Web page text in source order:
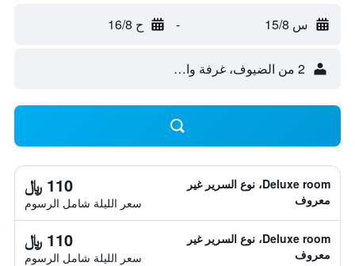
س 15/8 - ح 16/8
2 من الضيوف، غرفة واحدة
Deluxe room، نوع السرير غير
معروف
110 ﷼
سعر الليلة شامل الرسوم
Deluxe room، نوع السرير غير
معروف
110 ﷼
سعر الليلة شامل الرسوم